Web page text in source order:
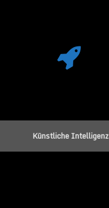
Künstliche Intelligenz